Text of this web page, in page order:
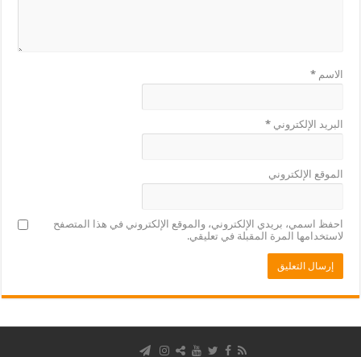
الاسم*
البريد الإلكتروني*
الموقع الإلكتروني
احفظ اسمي، بريدي الإلكتروني، والموقع الإلكتروني في هذا المتصفح
لاستخدامها المرة المقبلة في تعليقي.